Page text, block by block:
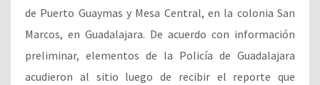
de Puerto Guaymas y Mesa Central, en la colonia San
Marcos, en Guadalajara. De acuerdo con información
preliminar, elementos de la Policía de Guadalajara
acudieron al sitio luego de recibir el reporte que